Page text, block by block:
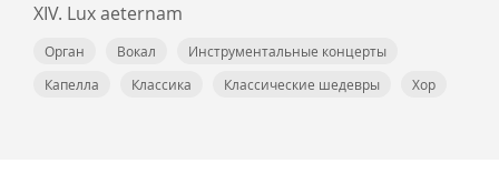
XIV. Lux aeternam
Орган Вокал
Инструментальные концерты
Капелла
Классика Классические шедевры Хор